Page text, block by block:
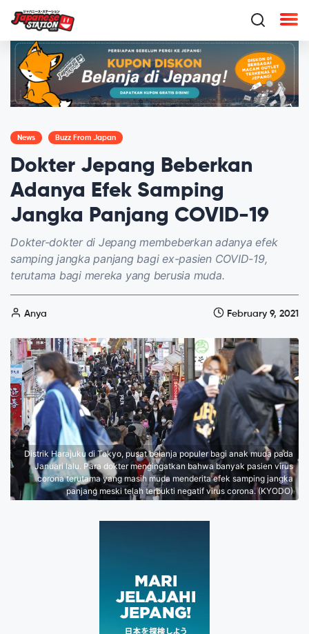
News Buzz From Japan
Dokter Jepang Beberkan
Adanya Efek Samping
Jangka Panjang COVID-19
Dokter-dokter di Jepang membeberkan adanya efek
samping jangka panjang bagi ex-pasien COVID-19,
terutama bagi mereka yang berusia muda.
Anya February 9, 2021
Distrik Harajuku di Tokyo, pusat belanja populer bagi anak muda pada
Januari lalu. Para dokter mengingatkan bahwa banyak pasien virus
corona terutama yang masih muda menderita efek samping jangka
panjang meski telah terbukti negatif virus corona. (KYODO)